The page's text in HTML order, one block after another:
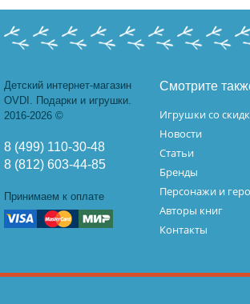
Детский интернет-магазин
OVDI. Подарки и игрушки.
2016-2026 ©
8 (499) 110-30-48
8 (812) 603-44-85
Принимаем к оплате
Смотрите
Игрушки со
Новости
Статьи
Бренды
Персонажи и
Авторы книг
Контакты